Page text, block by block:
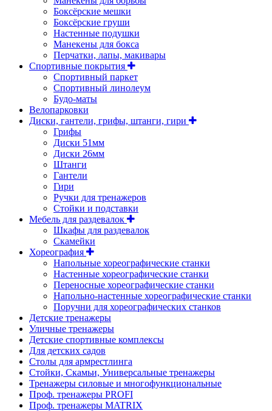
Боксёрские мешки
Боксёрские груши
Настенные подушки
Манекены для бокса
Перчатки, лапы, макивары
Спортивные покрытия
Спортивный паркет
Спортивный линолеум
Будо-маты
Велопарковки
Диски, гантели, грифы, штанги, гири
Грифы
Диски 51мм
Диски 26мм
Штанги
Гантели
Гири
Ручки для тренажеров
Стойки и подставки
Мебель для раздевалок
Шкафы для раздевалок
Скамейки
Хореография
Напольные хореографические станки
Настенные хореографические станки
Переносные хореографические станки
Напольно-настенные хореографические станки
Поручни для хореографических станков
Детские тренажеры
Уличные тренажеры
Детские спортивные комплексы
Для детских садов
Столы для армрестлинга
Стойки, Скамьи, Универсальные тренажеры
Тренажеры силовые и многофункциональные
Проф. тренажеры PROFI
Проф. тренажеры MATRIX